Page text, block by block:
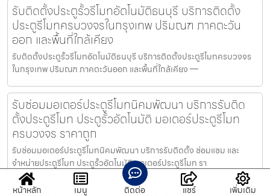
รับติดตั้งประตูรั้วรีโมทอัตโนมัติธนบุรี บริการติดตั้ง
ประตูรีโมทครบวงจรในกรุงเทพ ปริมณฑ ภาคตะวัน
ออก และพื้นที่ใกล้เคียง
รับติดตั้งประตูรั้วรีโมทอัตโนมัติธนบุรี บริการติดตั้งประตูรีโมทครบวงจร
ในกรุงเทพ ปริมณฑ ภาคตะวันออก และพื้นที่ใกล้เคียง —
รับซ่อมมอเตอร์ประตูรีโมทนิคมพัฒนา บริการรับติด
ตั้งประตูรีโมท ประตูรั้วอัตโนมัติ มอเตอร์ประตูรีโมท
ครบวงจร ราคาถูก
รับซ่อมมอเตอร์ประตูรีโมทนิคมพัฒนา บริการรับติดตั้ง ซ่อมแซม และ
จำหน่ายประตูรีโมท ประตูรั้วอัตโนมัติ มอเตอร์ประตูรีโมท รา
หน้าหลัก เมนู ติดต่อ แชร์ เพิ่มเติม